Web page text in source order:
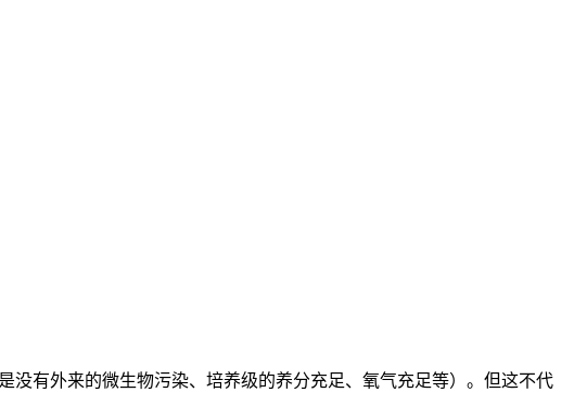
没有外来的微生物污染、培养级的养分充足、氧气充足等）。但这不代